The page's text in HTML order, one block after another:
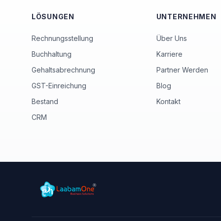
LÖSUNGEN
Rechnungsstellung
Buchhaltung
Gehaltsabrechnung
GST-Einreichung
Bestand
CRM
UNTERNEHMEN
Über Uns
Karriere
Partner Werden
Blog
Kontakt